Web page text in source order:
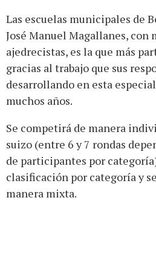
Las escuelas municipales de
José Manuel Magallanes, con
ajedrecistas, es la que más
gracias al trabajo que sus
desarrollando en esta
muchos años.
Se competirá de manera
suizo (entre 6 y 7 rondas
de participantes por
clasificación por categoría y
manera mixta.